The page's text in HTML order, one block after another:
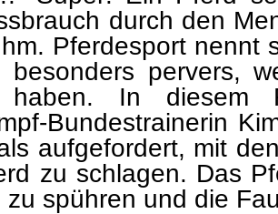
durch den
Pferdesport nennt
besonders pervers,
haben. In
Bundestrainerin
aufgefordert, mit
zu schlagen. Das
zu spühren und die